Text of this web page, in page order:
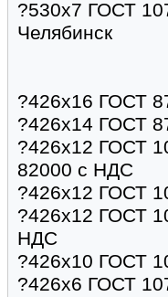
?530х7 ГОСТ
Челябинск
?426х16 ГОСТ
?426х14 ГОСТ
?426х12 ГОСТ
82000 с НДС
?426х12 ГОСТ
?426х12 ГОСТ
НДС
?426х10 ГОСТ
?426х6 ГОСТ